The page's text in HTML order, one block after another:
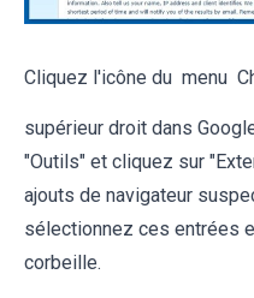
Cliquez l'icône du menu
supérieur droit dans
"Outils" et cliquez sur
ajouts de navigateur
sélectionnez ces entrées
corbeille.